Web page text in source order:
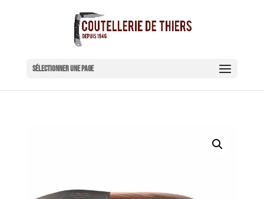
Sélectionner une page